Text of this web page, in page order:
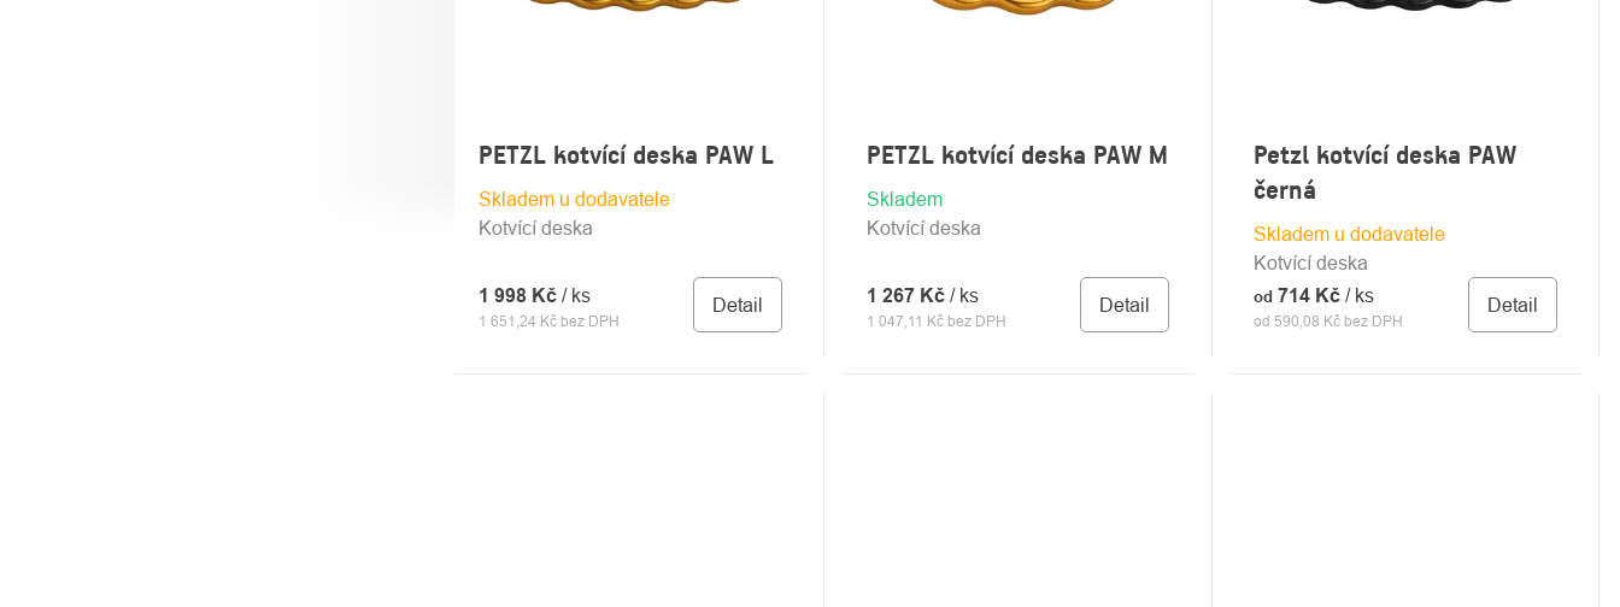
PETZL kotvící deska PAW L
Skladem u dodavatele
1 651,24 Kč bez DPH
1 998 Kč / ks Detail
Kotvící deska
PETZL kotvící deska PAW M
Skladem
1 047,11 Kč bez DPH
1 267 Kč / ks Detail
Kotvící deska
Petzl kotvící deska PAW
černá
Skladem u dodavatele
od 590,08 Kč bez DPH
od 714 Kč/ ks Detail
Kotvící deska